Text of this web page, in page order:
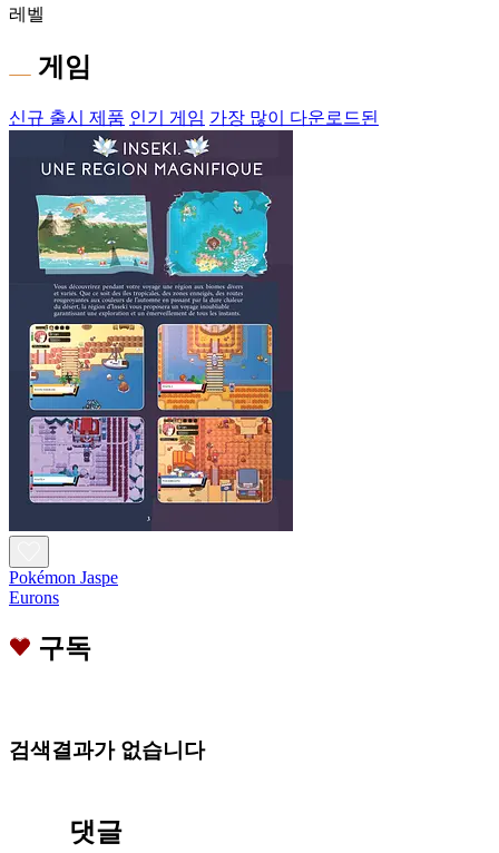
레벨
게임
신규 출시 제품 인기 게임 가장 많이 다운로드된
Pokémon Jaspe
Eurons
구독
검색결과가 없습니다
댓글